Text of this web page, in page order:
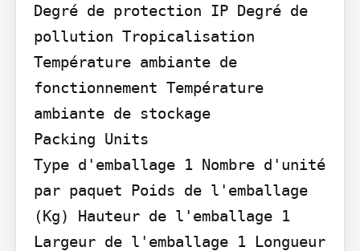
Degré de protection IP Degré de
pollution Tropicalisation
Température ambiante de
fonctionnement Température
ambiante de stockage
Packing Units
Type d'emballage 1 Nombre d'unité
par paquet Poids de l'emballage
(Kg) Hauteur de l'emballage 1
Largeur de l'emballage 1 Longueur